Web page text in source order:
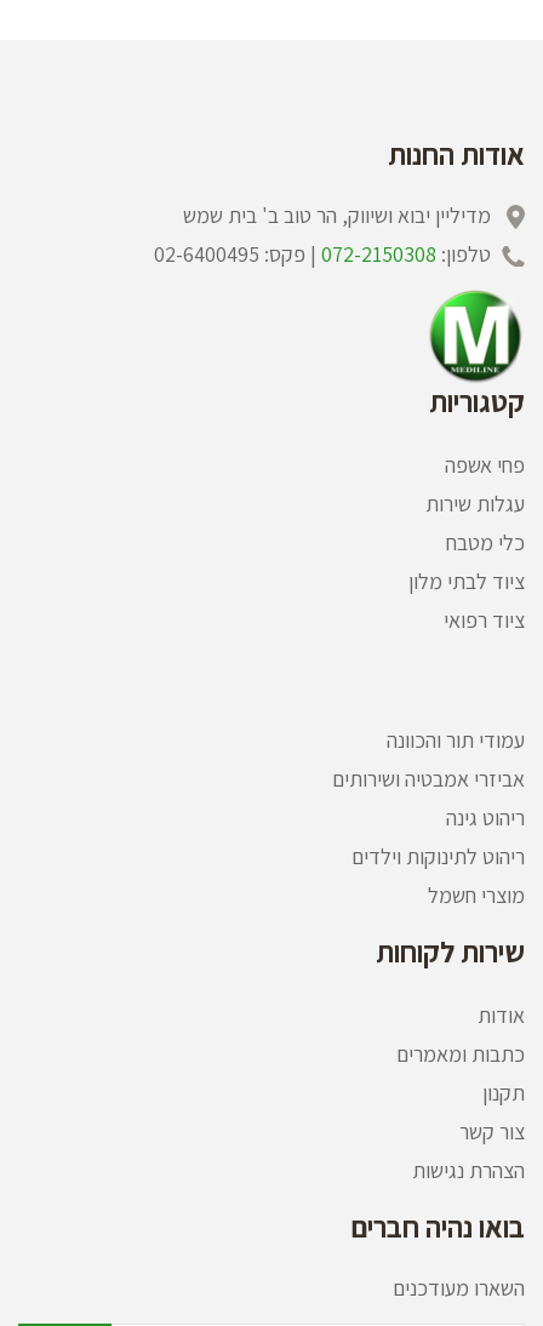
אודות החנות
מדיליין יבוא ושיווק, הר טוב ב' בית שמש
טלפון: 072-2150308 | פקס: 02-6400495
קטגוריות
פחי אשפה
עגלות שירות
כלי מטבח
ציוד לבתי מלון
ציוד רפואי
עמודי תור והכוונה
אביזרי אמבטיה ושירותים
ריהוט גינה
ריהוט לתינוקות וילדים
מוצרי חשמל
שירות לקוחות
אודות
כתבות ומאמרים
תקנון
צור קשר
הצהרת נגישות
בואו נהיה חברים
השארו מעודכנים